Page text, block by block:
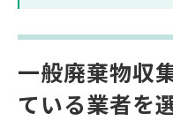
一般廃棄物収
ている業者を